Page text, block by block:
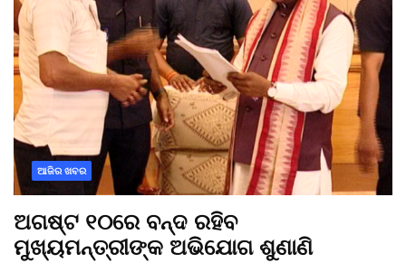
ଆଜିର ଖବର
ଅଗଷ୍ଟ ୧୦ରେ ବନ୍ଦ ରହିବ
ମୁଖ୍ୟମନ୍ତ୍ରୀଙ୍କ ଅଭିଯୋଗ ଶୁଣାଣି